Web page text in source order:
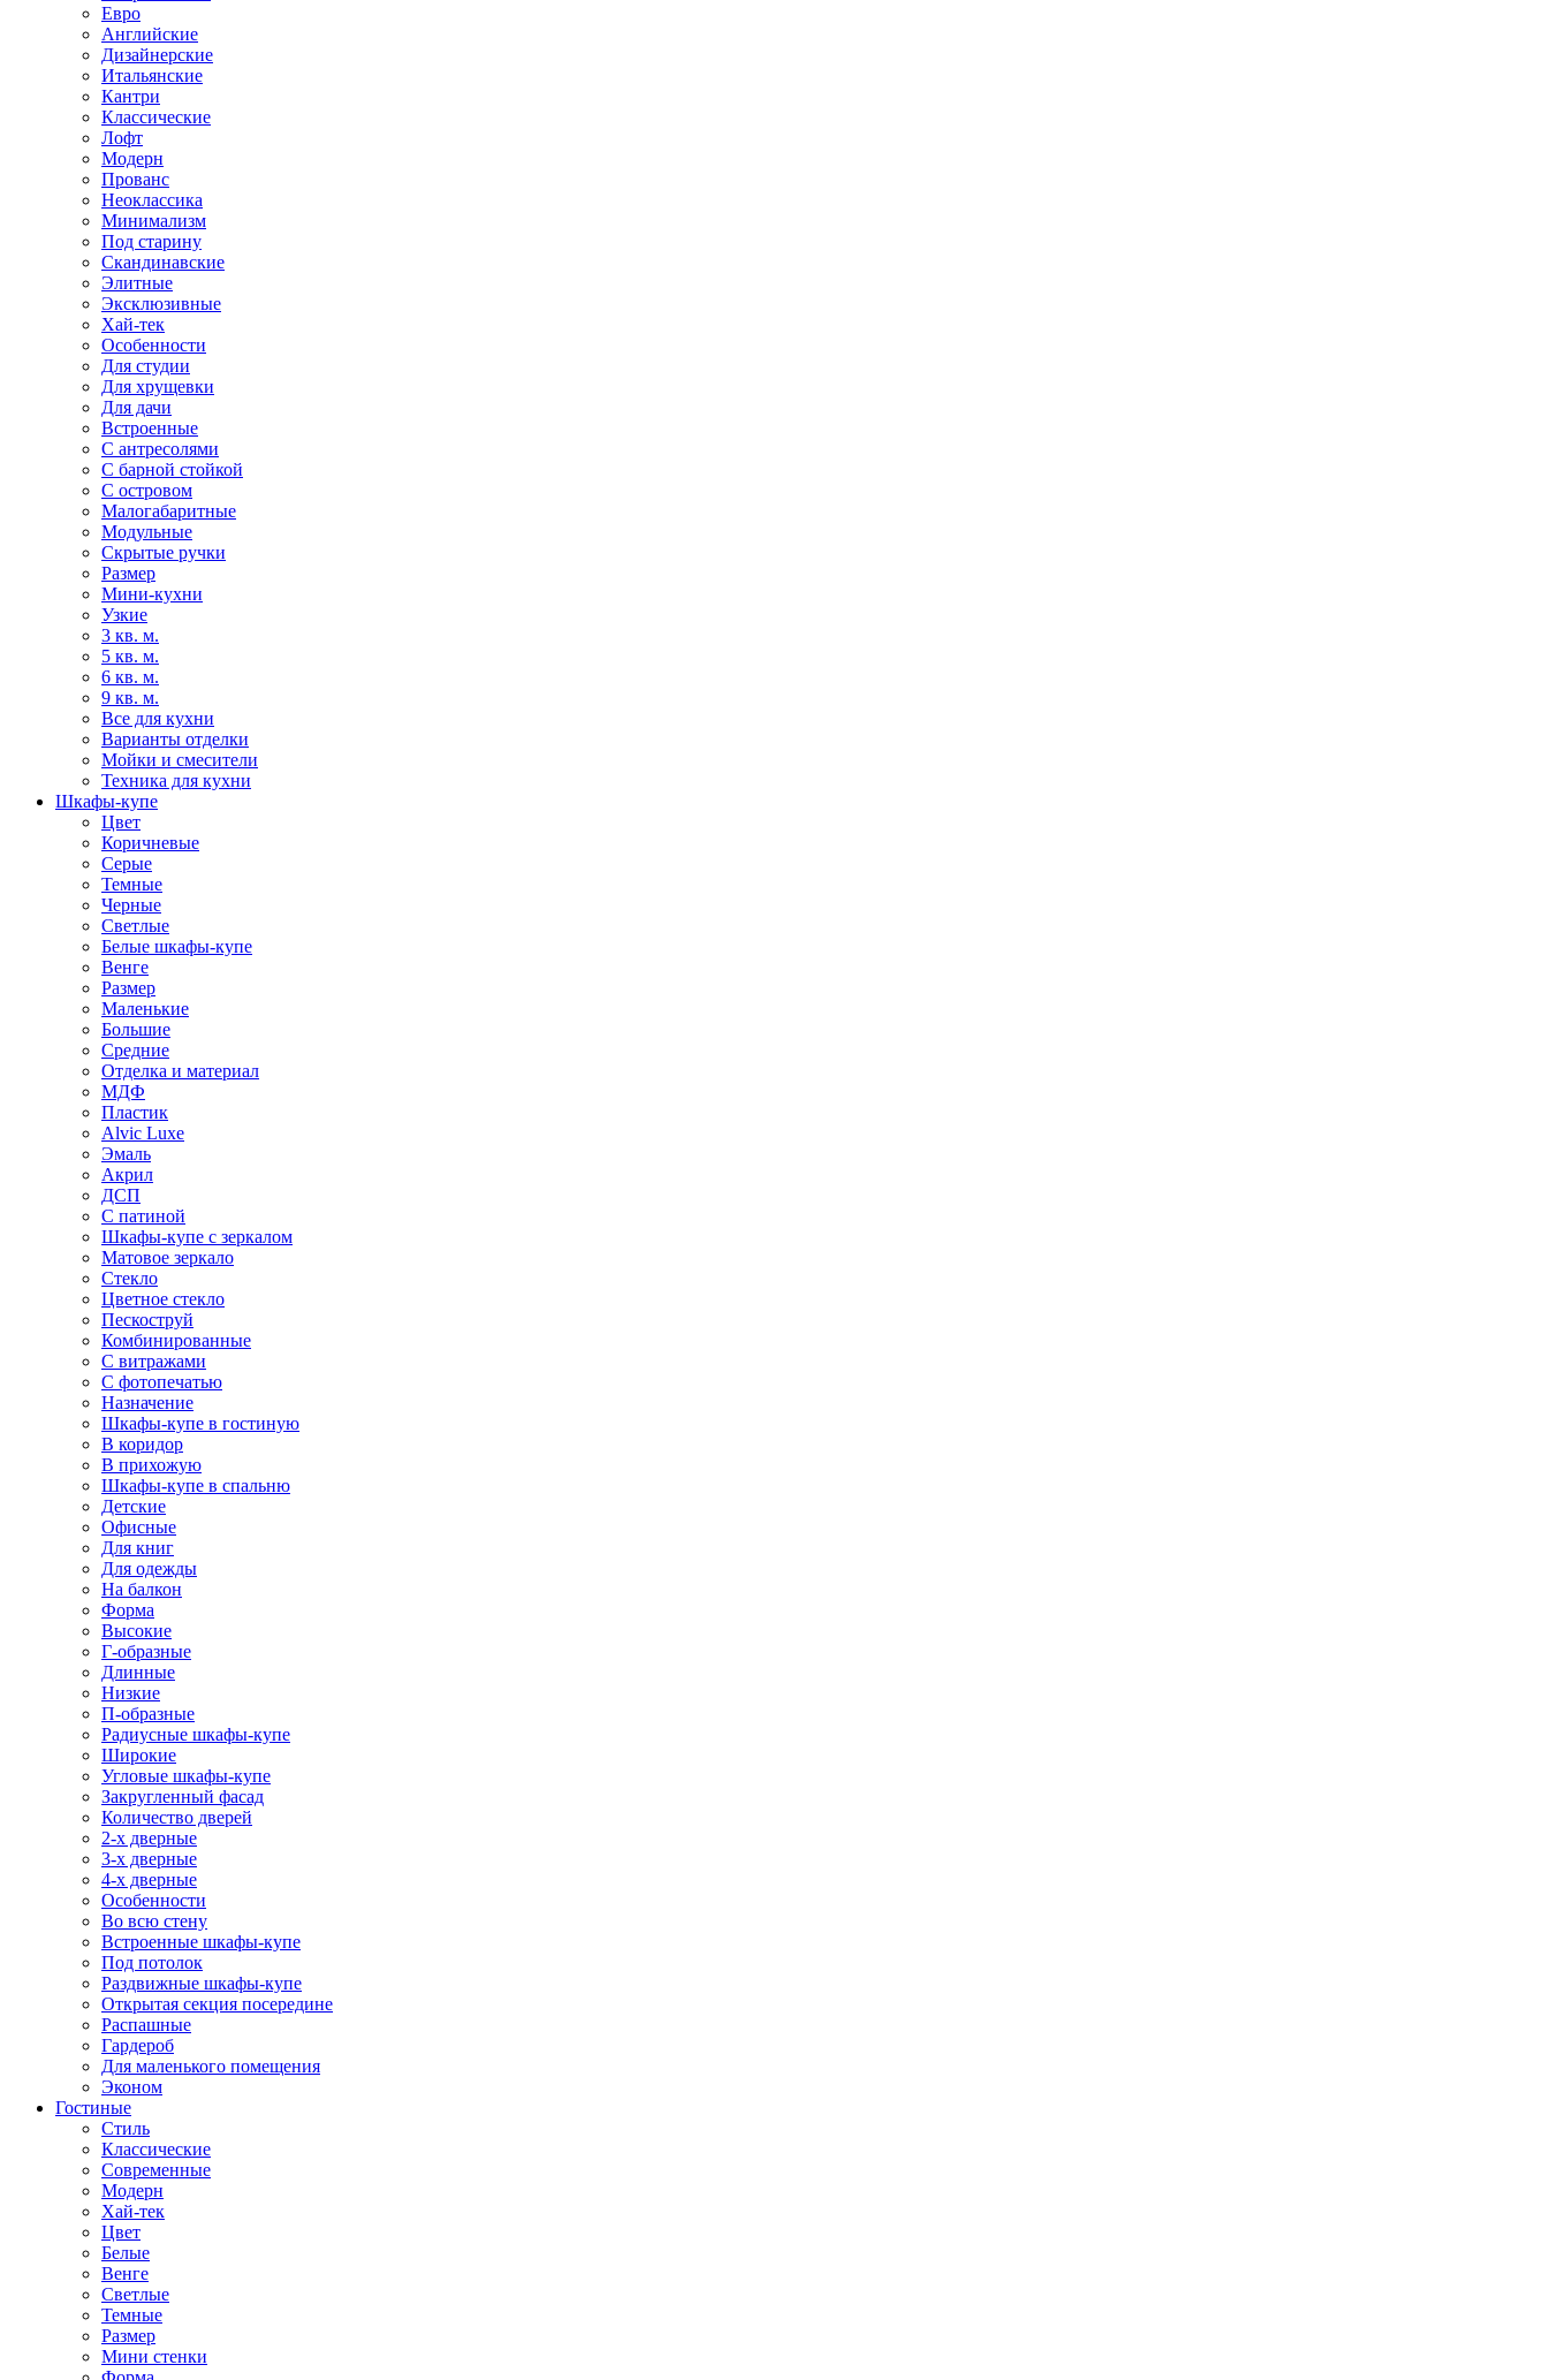
Евро
Английские
Дизайнерские
Итальянские
Кантри
Классические
Лофт
Модерн
Прованс
Неоклассика
Минимализм
Под старину
Скандинавские
Элитные
Эксклюзивные
Хай-тек
Особенности
Для студии
Для хрущевки
Для дачи
Встроенные
С антресолями
С барной стойкой
С островом
Малогабаритные
Модульные
Скрытые ручки
Размер
Мини-кухни
Узкие
3 кв. м.
5 кв. м.
6 кв. м.
9 кв. м.
Все для кухни
Варианты отделки
Мойки и смесители
Техника для кухни
Шкафы-купе
Цвет
Коричневые
Серые
Темные
Черные
Светлые
Белые шкафы-купе
Венге
Размер
Маленькие
Большие
Средние
Отделка и материал
МДФ
Пластик
Alvic Luxe
Эмаль
Акрил
ДСП
С патиной
Шкафы-купе с зеркалом
Матовое зеркало
Стекло
Цветное стекло
Пескоструй
Комбинированные
С витражами
С фотопечатью
Назначение
Шкафы-купе в гостиную
В коридор
В прихожую
Шкафы-купе в спальню
Детские
Офисные
Для книг
Для одежды
На балкон
Форма
Высокие
Г-образные
Длинные
Низкие
П-образные
Радиусные шкафы-купе
Широкие
Угловые шкафы-купе
Закругленный фасад
Количество дверей
2-х дверные
3-х дверные
4-х дверные
Особенности
Во всю стену
Встроенные шкафы-купе
Под потолок
Раздвижные шкафы-купе
Открытая секция посередине
Распашные
Гардероб
Для маленького помещения
Эконом
Гостиные
Стиль
Классические
Современные
Модерн
Хай-тек
Цвет
Белые
Венге
Светлые
Темные
Размер
Мини стенки